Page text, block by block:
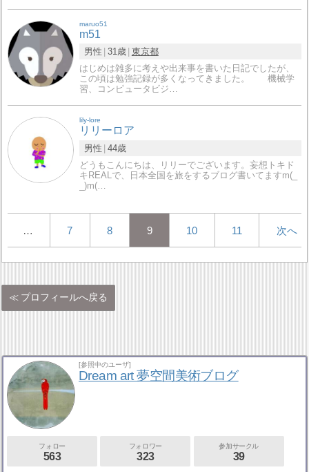
maruo51
m51
男性 31歳 東京都
はじめは雑多に考えや出来事を書いた日記でしたが、
この頃は勉強記録が多くなってきました。 機械学
習、コンピュータビジ…
lily-lore
リリーロア
男性 44歳
どうもこんにちは、リリーでございます。妄想トキド
キREALで、日本全国を旅をするブログ書いてますm(_
_)m(…
… 7 8 9 10 11 次へ
プロフィールへ戻る
[参照中のユーザ]
Dream art 夢空間美術ブログ
フォロー
563
フォロワー
323
参加サークル
39